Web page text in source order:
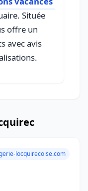
Située
offre un
avec avis
locquirecoise.com